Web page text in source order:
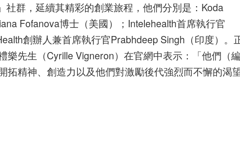
社群，延續其精彩的創業旅程，他們分別是：Koda
Fofanova博士（美國）；Intelehealth首席執行官
創辦人兼首席執行官Prabhdeep Singh（印度）。
樂先生（Cyrille Vigneron）在官網中表示：「他們（
拓精神、創造力以及他們對激勵後代強烈而不懈的渴